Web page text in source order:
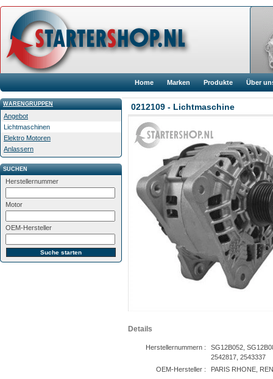
Home Marken Produkte Über
WARENGRUPPEN
Angebot
Lichtmaschinen
Elektro Motoren
Anlassern
SUCHEN
Herstellernummer
Motor
OEM-Hersteller
0212109 - Lichtmaschine
Details
Herstellernummern :
SG12B052,
2542817, 2543337
OEM-Hersteller :
PARIS RHONE,